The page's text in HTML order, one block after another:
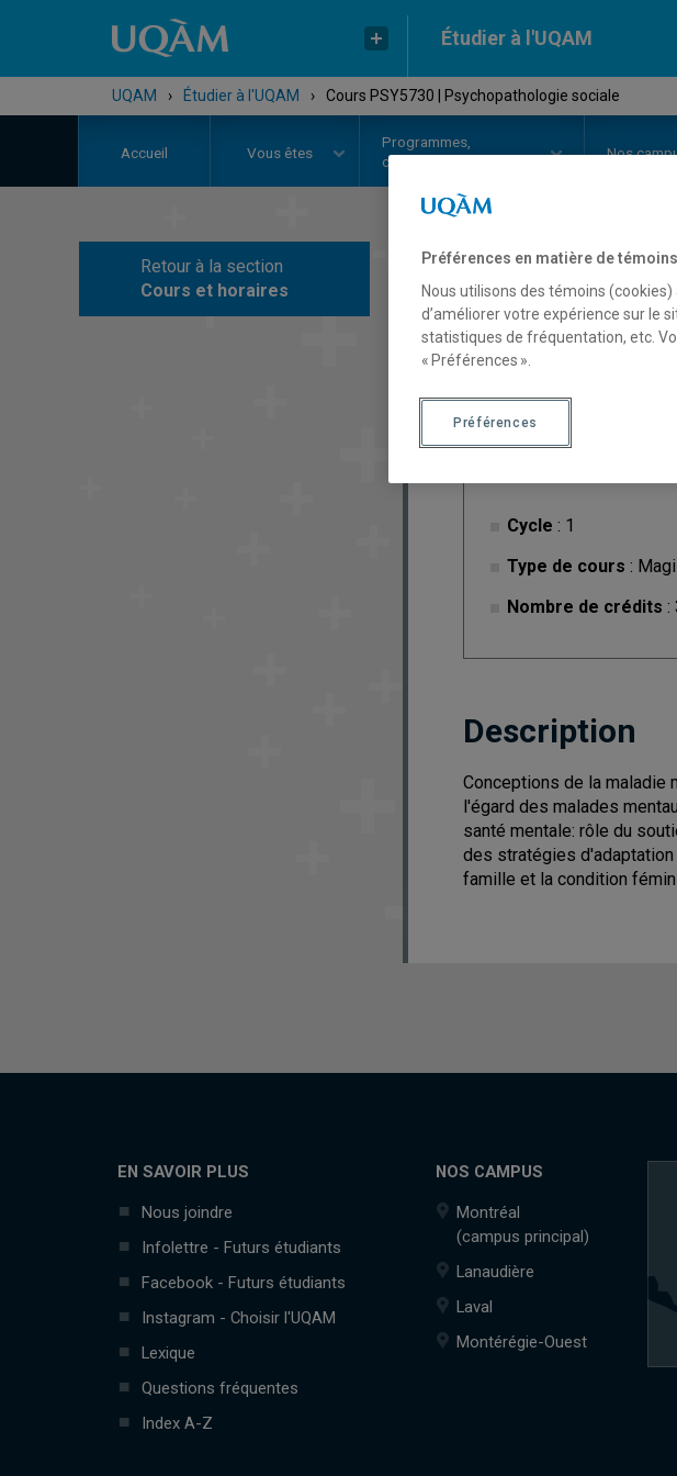
Étudier à l'UQAM
UQAM › Étudier à l'UQAM › Cours PSY5730 | Psychopathologie sociale
Accueil Vous êtes
Programmes,
cours et admission
Nos
Retour à la section
Cours et horaires
COURS//
Cycle : 1
Type de cours :
Nombre de crédits :
Description
Conceptions de la maladie
l'égard des malades
santé mentale: rôle du
des stratégies
famille et la condition
EN SAVOIR PLUS
Nous joindre
Infolettre - Futurs étudiants
Facebook - Futurs étudiants
Instagram - Choisir l'UQAM
Lexique
Questions fréquentes
Index A-Z
NOS CAMPUS
Montréal
(campus principal)
Lanaudière
Laval
Montérégie-Ouest
Préférences en matière de témoins
Nous utilisons des témoins
d’améliorer votre expérience sur le
statistiques de fréquentation, etc.
« Préférences ».
Préférences